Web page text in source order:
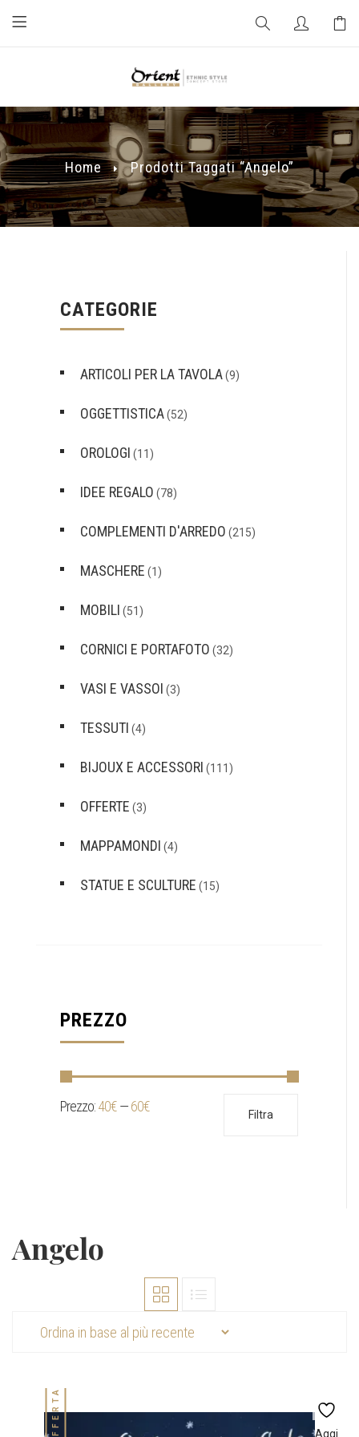
Home Prodotti Taggati “Angelo”
CATEGORIE
ARTICOLI PER LA TAVOLA(9)
OGGETTISTICA(52)
OROLOGI (11)
IDEE REGALO (78)
COMPLEMENTI D'ARREDO (215)
MASCHERE (1)
MOBILI (51)
CORNICI E PORTAFOTO (32)
VASI E VASSOI (3)
TESSUTI (4)
BIJOUX E ACCESSORI (111)
OFFERTE (3)
MAPPAMONDI (4)
STATUE E SCULTURE (15)
PREZZO
Prezzo
Prezzo
Filtra
Prezzo:40€—60€
Angelo
Aggi